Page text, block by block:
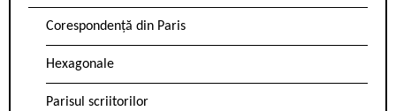
Corespondență din Paris
Hexagonale
Parisul scriitorilor